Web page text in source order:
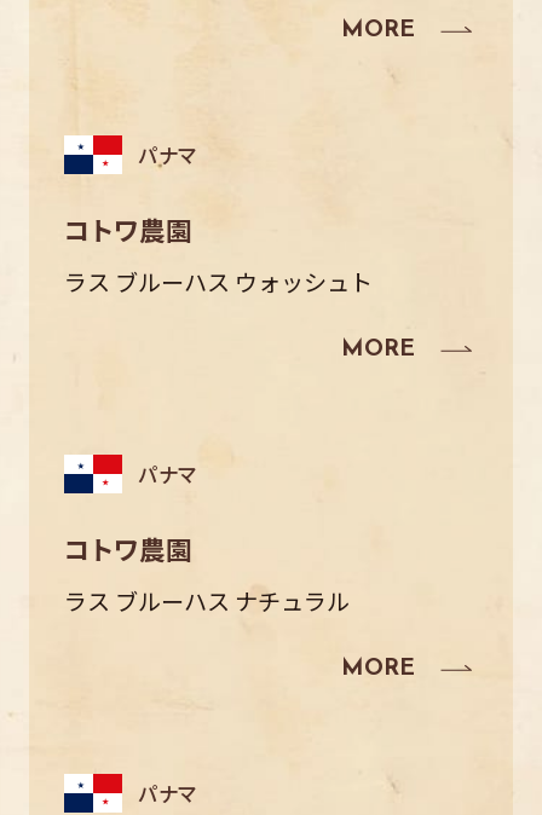
パナマ
コトワ農園
ラス ブルーハス ウォッシュト
パナマ
コトワ農園
ラス ブルーハス ナチュラル
パナマ